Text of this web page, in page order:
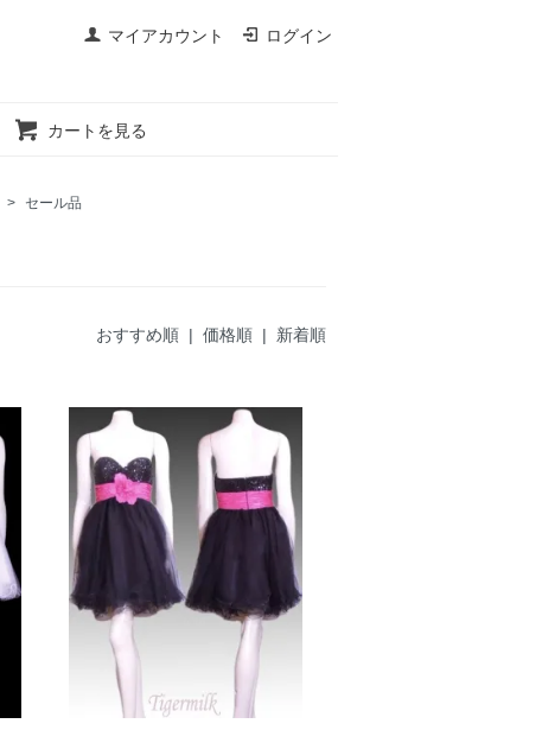
マイアカウント ログイン
カートを見る
> セール品
おすすめ順 | 価格順 | 新着順